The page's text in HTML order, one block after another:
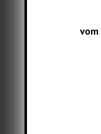
vom